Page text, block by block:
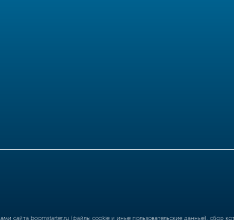
сайта boomstarter.ru (файлы cookie и иные пользовательские данные), сбор